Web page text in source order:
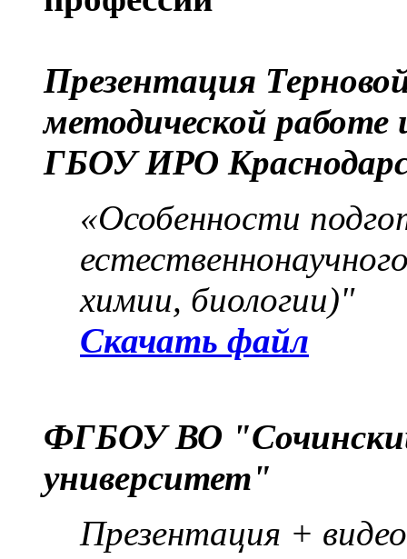
Презентация
методической
ГБОУ ИРО
«Особенности
химии, биологии)"
Скачать файл
ФГБОУ ВО
университет"
Презентация +